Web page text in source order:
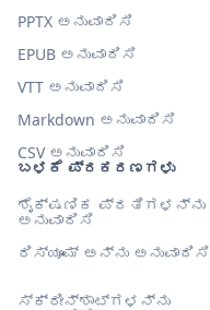
ಬಳಕೆ ಪ್ರಕರಣಗಳು
ಶೈಕ್ಷಣಿಕ ಪ್ರತಿಗಳನ್ನು
ಅನುವಾದಿಸಿ
ರಿಸ್ಯೂಮ್ ಅನ್ನು ಅನುವಾದಿಸಿ
ಸ್ಕ್ರೀನ್‌ಶಾಟ್‌ಗಳನ್ನು
PPTX ಅನುವಾದಿಸಿ
EPUB ಅನುವಾದಿಸಿ
VTT ಅನುವಾದಿಸಿ
Markdown ಅನುವಾದಿಸಿ
CSV ಅನುವಾದಿಸಿ